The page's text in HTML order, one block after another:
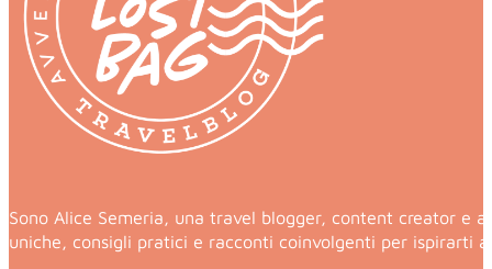
Dove vedere il glicine in Liguria: i giardini di Villa della
Sono Alice Semeria, una travel blogger, content creator e
uniche, consigli pratici e racconti coinvolgenti per ispirarti